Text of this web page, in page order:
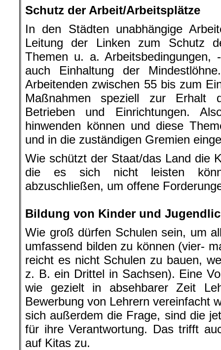
Schutz der Arbeit/Arbeitsplätze
In den Städten unabhängige
Leitung der Linken zum Schutz
Themen u. a.
auch Einhaltung der
Arbeitenden zwischen 55 bis zum
Maßnahmen speziell zur Erhalt
Betrieben und Einrichtungen.
hinwenden können und diese
und in die zuständigen Gremien
Wie schützt der Staat/das Land die
die es sich nicht leisten
abzuschließen, um offene
Bildung von Kinder und
Wie groß dürfen Schulen sein, um
umfassend bilden zu können (vier-
reicht es nicht Schulen zu bauen,
z. B. ein Drittel in Sachsen). Eine
wie gezielt in absehbarer Zeit
Bewerbung von Lehrern vereinfacht
sich außerdem die Frage, sind die
für ihre Verantwortung. Das trifft
auf Kitas zu.